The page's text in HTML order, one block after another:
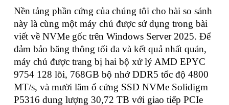
Nền tảng phần cứng của chúng tôi cho bài so sánh
này là cùng một máy chủ được sử dụng trong bài
viết về NVMe gốc trên Windows Server 2025. Để
đảm bảo băng thông tối đa và kết quả nhất quán,
máy chủ được trang bị hai bộ xử lý AMD EPYC
9754 128 lõi, 768GB bộ nhớ DDR5 tốc độ 4800
MT/s, và mười lăm ổ cứng SSD NVMe Solidigm
P5316 dung lượng 30,72 TB với giao tiếp PCIe